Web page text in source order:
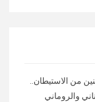
من الاستيطان..
والروماني